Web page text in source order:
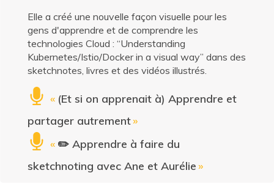
Elle a créé une nouvelle façon visuelle pour les
gens d'apprendre et de comprendre les
technologies Cloud : “Understanding
Kubernetes/Istio/Docker in a visual way” dans des
sketchnotes, livres et des vidéos illustrés.
« (Et si on apprenait à) Apprendre et
partager autrement»
« ✏️ Apprendre à faire du
sketchnoting avec Ane et Aurélie»